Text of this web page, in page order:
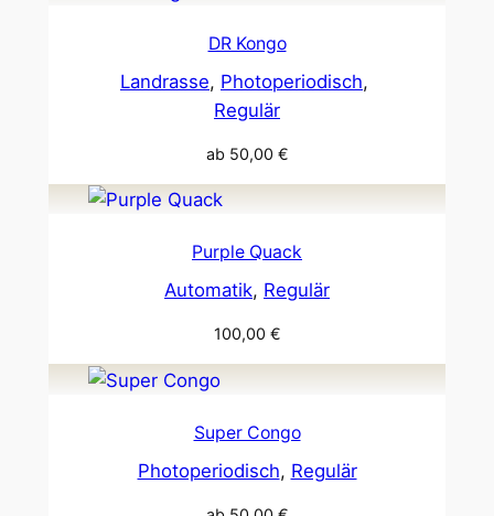
DR Kongo
Landrasse, Photoperiodisch
Regulär
ab 50,00 €
Purple Quack
Automatik, Regulär
100,00 €
Super Congo
Photoperiodisch, Regulär